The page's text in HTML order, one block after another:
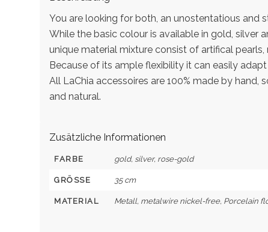
You are looking for both, an unostentatious and
While the basic colour is available in gold, silver
unique material mixture consist of artifical
Because of its ample flexibility it can easily
All LaChia accessoires are 100% made by
and natural.
Zusätzliche Informationen
FARBE gold, silver, rose-gold
GRÖSSE 35 cm
MATERIAL Metall, metalwire nickel-free, Porcelain